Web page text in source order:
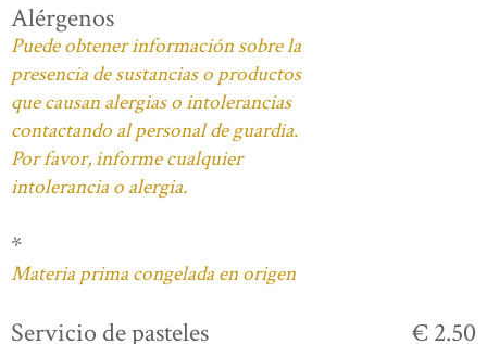
Alérgenos
Puede obtener información sobre la
presencia de sustancias o productos
que causan alergias o intolerancias
contactando al personal de guardia.
Por favor, informe cualquier
intolerancia o alergia.
*
Materia prima congelada en origen
Servicio de pasteles € 2.50